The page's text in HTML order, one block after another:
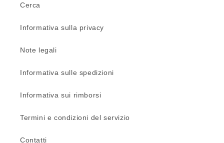
Cerca
Informativa sulla privacy
Note legali
Informativa sulle spedizioni
Informativa sui rimborsi
Termini e condizioni del servizio
Contatti